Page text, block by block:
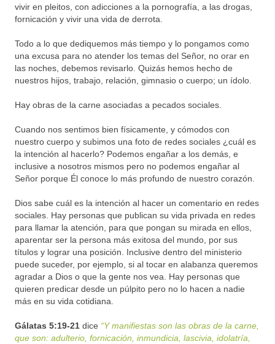
vivir en pleitos, con adicciones a la pornografía, a las drogas,
fornicación y vivir una vida de derrota.
Todo a lo que dediquemos más tiempo y lo pongamos como
una excusa para no atender los temas del Señor, no orar en
las noches, debemos revisarlo. Quizás hemos hecho de
nuestros hijos, trabajo, relación, gimnasio o cuerpo; un ídolo.
Hay obras de la carne asociadas a pecados sociales.
Cuando nos sentimos bien físicamente, y cómodos con
nuestro cuerpo y subimos una foto de redes sociales ¿cuál es
la intención al hacerlo? Podemos engañar a los demás, e
inclusive a nosotros mismos pero no podemos engañar al
Señor porque Él conoce lo más profundo de nuestro corazón.
Dios sabe cuál es la intención al hacer un comentario en redes
sociales. Hay personas que publican su vida privada en redes
para llamar la atención, para que pongan su mirada en ellos,
aparentar ser la persona más exitosa del mundo, por sus
títulos y lograr una posición. Inclusive dentro del ministerio
puede suceder, por ejemplo, si al tocar en alabanza queremos
agradar a Dios o que la gente nos vea. Hay personas que
quieren predicar desde un púlpito pero no lo hacen a nadie
más en su vida cotidiana.
Gálatas 5:19-21 dice “Y manifiestas son las obras de la carne,
que son: adulterio, fornicación, inmundicia, lascivia, idolatría,